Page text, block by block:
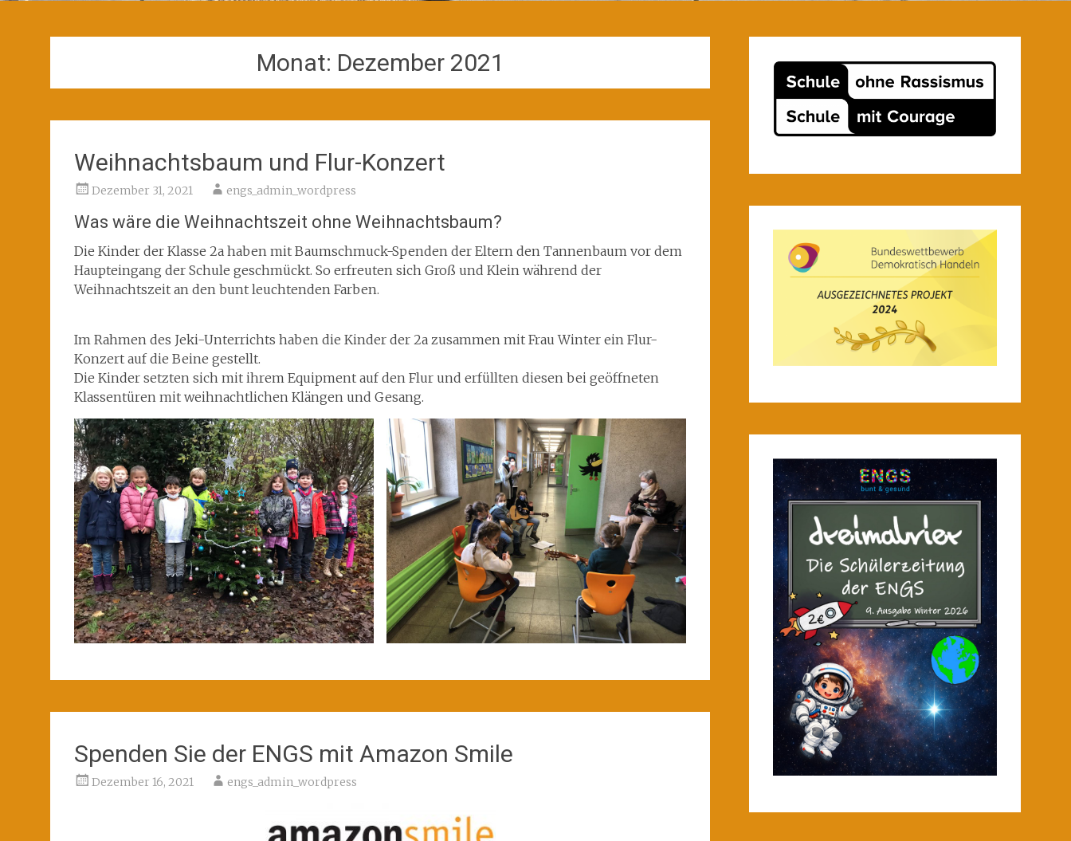
Monat: Dezember 2021
Weihnachtsbaum und Flur-Konzert
Dezember 31, 2021 engs_admin_wordpress
Was wäre die Weihnachtszeit ohne Weihnachtsbaum?
Die Kinder der Klasse 2a haben mit Baumschmuck-Spenden der Eltern den Tannenbaum vor dem
Haupteingang der Schule geschmückt. So erfreuten sich Groß und Klein während der
Weihnachtszeit an den bunt leuchtenden Farben.
Im Rahmen des Jeki-Unterrichts haben die Kinder der 2a zusammen mit Frau Winter ein Flur-
Konzert auf die Beine gestellt.
Die Kinder setzten sich mit ihrem Equipment auf den Flur und erfüllten diesen bei geöffneten
Klassentüren mit weihnachtlichen Klängen und Gesang.
Spenden Sie der ENGS mit Amazon Smile
Dezember 16, 2021 engs_admin_wordpress